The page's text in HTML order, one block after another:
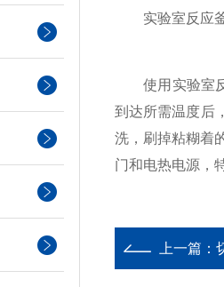
实验室反应釜
使用实验室反
到达所需温度后
洗，刷掉粘糊着
门和电热电源，
上一篇：